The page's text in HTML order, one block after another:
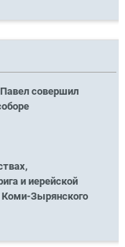
совершил
и иерейской
Коми-Зырянского